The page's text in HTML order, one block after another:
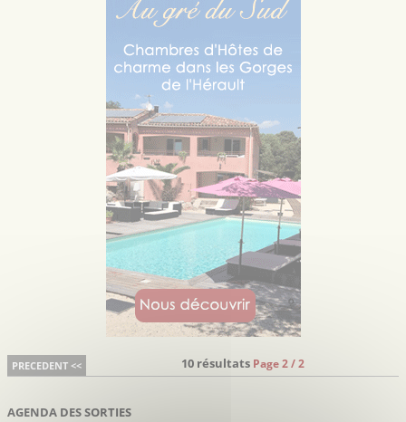
PRECEDENT << 10 résultats Page 2 / 2
AGENDA DES SORTIES